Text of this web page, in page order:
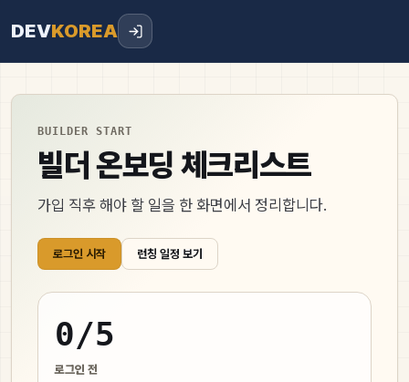
DEVKOREA
BUILDER START
빌더 온보딩 체크리스트
가입 직후 해야 할 일을 한 화면에서 정리합니다.
로그인 시작 런칭 일정 보기
0/5
로그인 전